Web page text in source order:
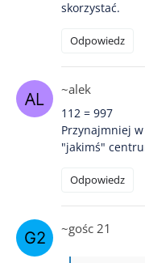
skorzystać.
Odpowiedz
~alek
112 = 997
Przynajmniej w
"jakimś"
Odpowiedz
~gośc 21